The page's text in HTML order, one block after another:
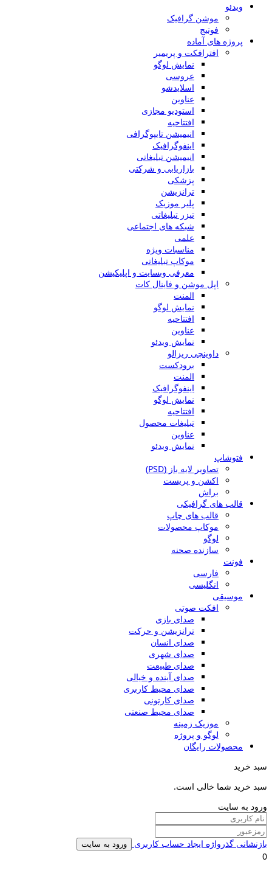
ویدئو
موشن گرافیک
فوتیج
پروژه های آماده
افترافکت و پریمیر
نمایش لوگو
عروسی
اسلایدشو
عناوین
استودیو مجازی
افتتاحیه
انیمیشن تایپوگرافی
اینفوگرافیک
انیمیشن تبلیغاتی
بازاریابی و شرکتی
پزشکی
ترانزیشن
پلیر موزیک
تیزر تبلیغاتی
شبکه های اجتماعی
علمی
مناسبات ویژه
موکاپ تبلیغاتی
معرفی وبسایت و اپلیکیشن
اپل موشن و فاینال کات
المنت
نمایش لوگو
افتتاحیه
عناوین
نمایش ویدئو
داوینچی ریزالو
برودکست
المنت
اینفوگرافیک
نمایش لوگو
افتتاحیه
تبلیغات محصول
عناوین
نمایش ویدئو
فتوشاپ
تصاویر لایه باز (PSD)
اکشن و پریست
براش
قالب های گرافیکی
قالب های چاپ
موکاپ محصولات
لوگو
سازنده صحنه
فونت
فارسی
انگلیسی
موسیقی
افکت صوتی
صدای بازی
ترانزیشن و حرکت
صدای انسان
صدای شهری
صدای طبیعت
صدای آینده و خیالی
صدای محیط کاربری
صدای کارتونی
صدای محیط صنعتی
موزیک زمینه
لوگو و پروژه
محصولات رایگان
سبد خرید
سبد خرید شما خالی است.
ورود به سایت
بازنشانی گذرواژه ایجاد حساب کاربری ورود به سایت
0